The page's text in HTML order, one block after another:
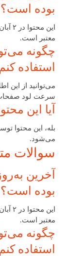
بوده است؟
معتبر است.
چگونه
استفاده
می‌توانید از این
سرعت لود صفحات
آیا این
بله، این محتوا
می‌شود.
سوالات
آخرین
بوده است؟
معتبر است.
چگونه
استفاده